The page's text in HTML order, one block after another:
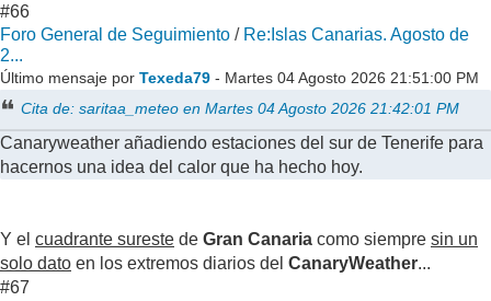
#66
Foro General de Seguimiento / Re:Islas Canarias. Agosto de
2...
Último mensaje por Texeda79 - Martes 04 Agosto 2026 21:51:00 PM
Cita de: saritaa_meteo en Martes 04 Agosto 2026 21:42:01 PM
Canaryweather añadiendo estaciones del sur de Tenerife para
hacernos una idea del calor que ha hecho hoy.
Y el cuadrante sureste de Gran Canaria como siempre sin un
solo dato en los extremos diarios del CanaryWeather...
#67